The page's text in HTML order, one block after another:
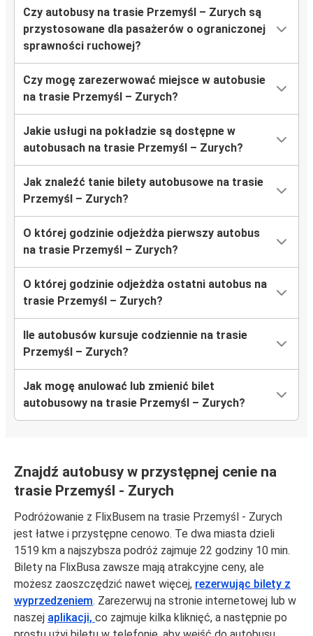
Czy autobusy na trasie Przemyśl – Zurych są
przystosowane dla pasażerów o ograniczonej
sprawności ruchowej?
Czy mogę zarezerwować miejsce w autobusie
na trasie Przemyśl – Zurych?
Jakie usługi na pokładzie są dostępne w
autobusach na trasie Przemyśl – Zurych?
Jak znaleźć tanie bilety autobusowe na trasie
Przemyśl – Zurych?
O której godzinie odjeżdża pierwszy autobus
na trasie Przemyśl – Zurych?
O której godzinie odjeżdża ostatni autobus na
trasie Przemyśl – Zurych?
Ile autobusów kursuje codziennie na trasie
Przemyśl – Zurych?
Jak mogę anulować lub zmienić bilet
autobusowy na trasie Przemyśl – Zurych?
Znajdź autobusy w przystępnej cenie na
trasie Przemyśl - Zurych
Podróżowanie z FlixBusem na trasie Przemyśl - Zurych
jest łatwe i przystępne cenowo. Te dwa miasta dzieli
1519 km a najszybsza podróż zajmuje 22 godziny 10 min.
Bilety na FlixBusa zawsze mają atrakcyjne ceny, ale
możesz zaoszczędzić nawet więcej, rezerwując bilety z
wyprzedzeniem. Zarezerwuj na stronie internetowej lub w
naszej aplikacji, co zajmuje kilka kliknięć, a następnie po